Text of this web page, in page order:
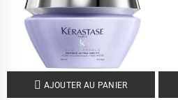
AJOUTER AU PANIER